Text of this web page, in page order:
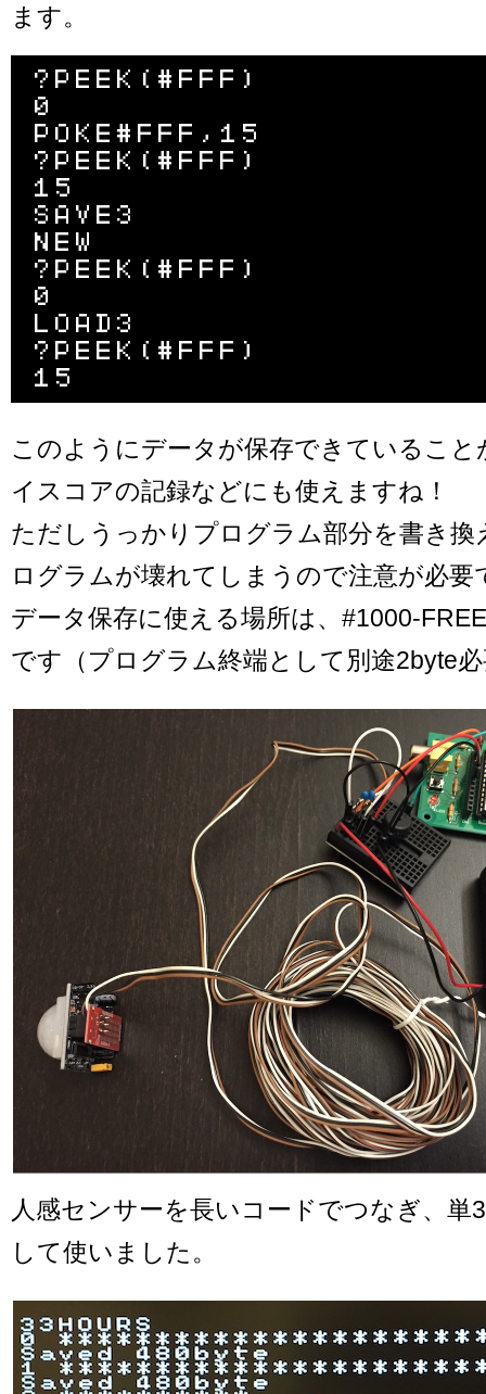
ます。
?PEEK(#FFF)
0
POKE#FFF,15
?PEEK(#FFF)
15
SAVE3
NEW
?PEEK(#FFF)
0
LOAD3
?PEEK(#FFF)
このようにデータが保存できているこ
イスコアの記録などにも使えますね！
ただしうっかりプログラム部分を書き換
ログラムが壊れてしまうので注意が必要
データ保存に使える場所は、#1000-
です（プログラム終端として別途2byte
人感センサーを長いコードでつなぎ、単
して使いました。